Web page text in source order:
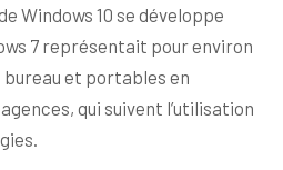
Windows 10 se développe
7 représentait pour environ
bureau et portables en
qui suivent l’utilisation